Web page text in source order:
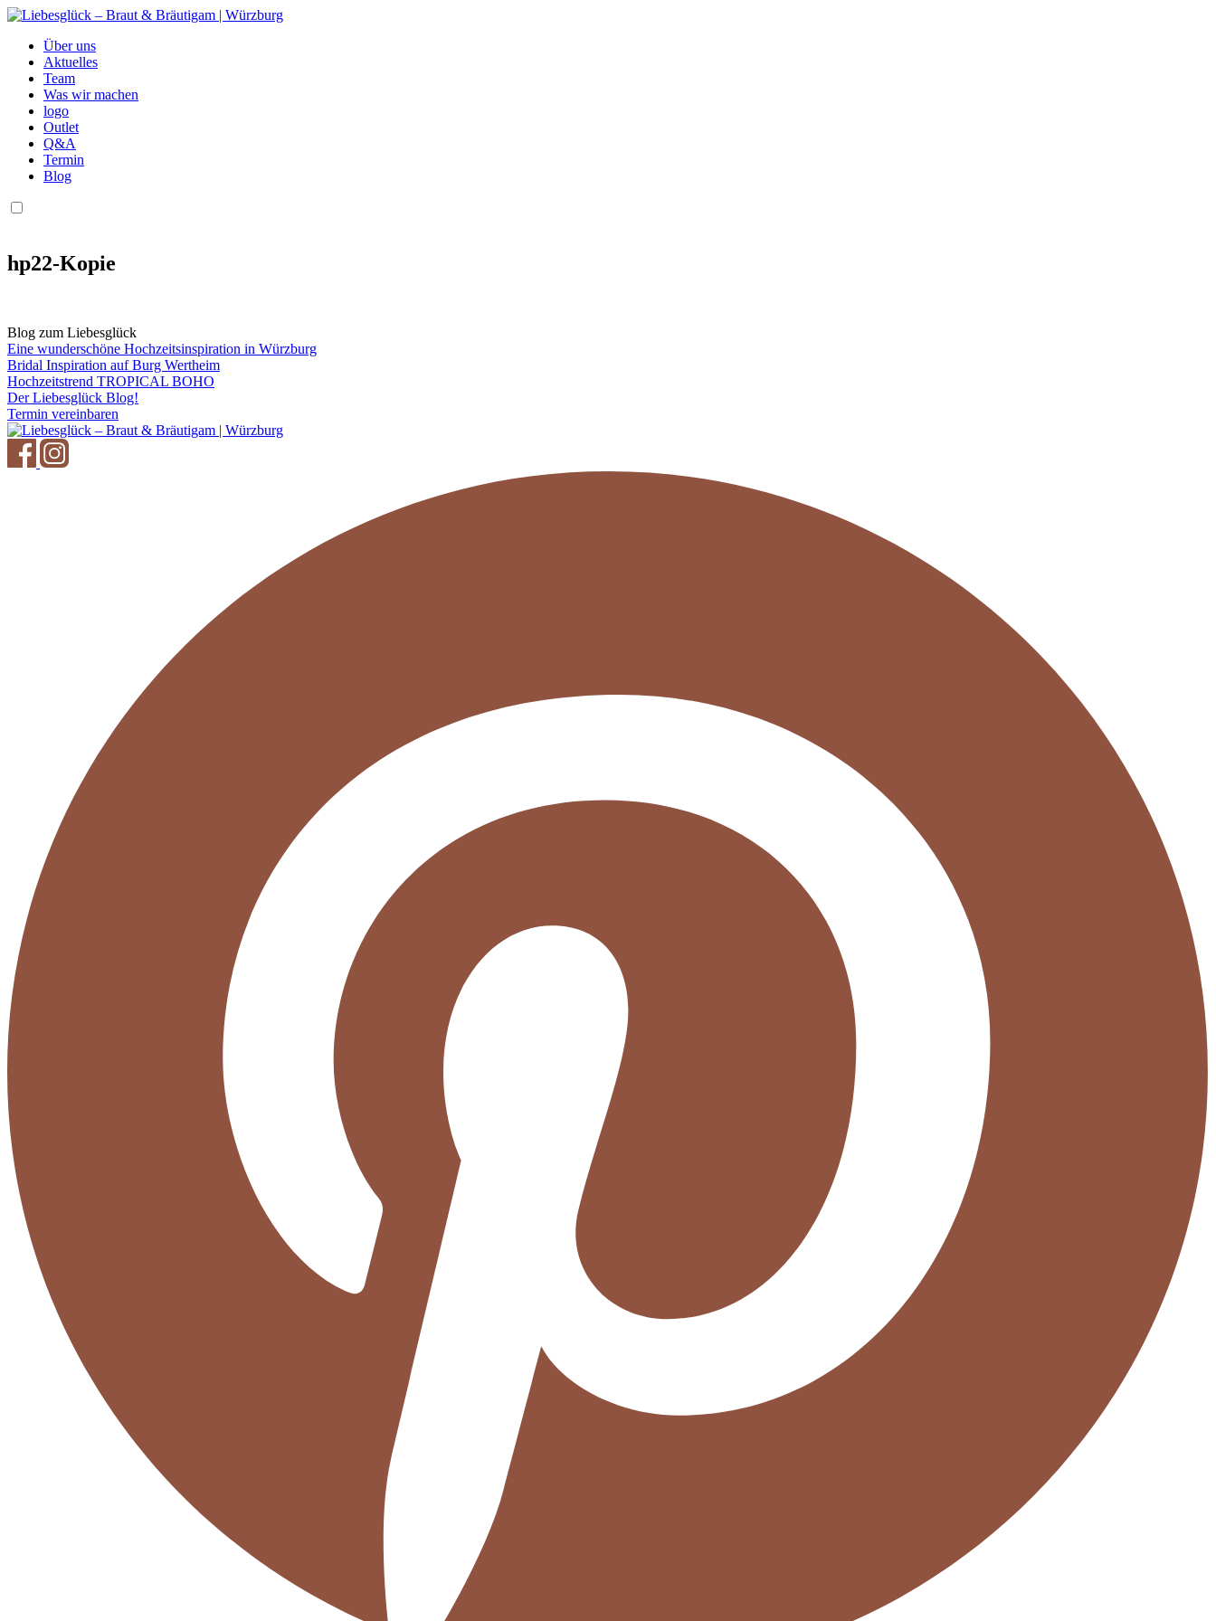
Über uns
Aktuelles
Team
Was wir machen
logo
Outlet
Q&A
Termin
Blog
hp22-Kopie
Blog zum Liebesglück
Eine wunderschöne Hochzeitsinspiration in Würzburg
Bridal Inspiration auf Burg Wertheim
Hochzeitstrend TROPICAL BOHO
Der Liebesglück Blog!
Termin vereinbaren